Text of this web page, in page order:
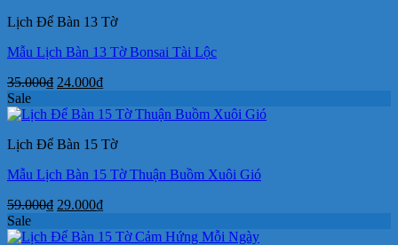
24.000₫.
Lịch Để Bàn 13 Tờ
Mẫu Lịch Bàn 13 Tờ Bonsai Tài Lộc
35.000₫ Giá
là:
24.000₫Giá
tại
24.000₫.
Sale
Lịch Để Bàn 15 Tờ
Mẫu Lịch Bàn 15 Tờ Thuận Buồm Xuôi Gió
59.000₫ Giá
là:
29.000₫Giá
tại
Sale